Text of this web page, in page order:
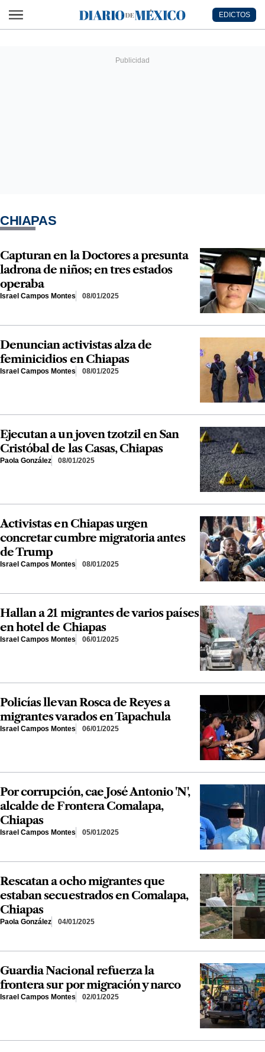
Diario de México
EDICTOS
CHIAPAS
Capturan en la Doctores a presunta
ladrona de niños; en tres estados
operaba
Israel Campos Montes 08/01/2025
Denuncian activistas alza de
feminicidios en Chiapas
Israel Campos Montes 08/01/2025
Ejecutan a un joven tzotzil en San
Cristóbal de las Casas, Chiapas
Paola González 08/01/2025
Activistas en Chiapas urgen
concretar cumbre migratoria antes
de Trump
Israel Campos Montes 08/01/2025
Hallan a 21 migrantes de varios países
en hotel de Chiapas
Israel Campos Montes 06/01/2025
Policías llevan Rosca de Reyes a
migrantes varados en Tapachula
Israel Campos Montes 06/01/2025
Por corrupción, cae José Antonio 'N',
alcalde de Frontera Comalapa,
Chiapas
Israel Campos Montes 05/01/2025
Rescatan a ocho migrantes que
estaban secuestrados en Comalapa,
Chiapas
Paola González 04/01/2025
Guardia Nacional refuerza la
frontera sur por migración y narco
Israel Campos Montes 02/01/2025